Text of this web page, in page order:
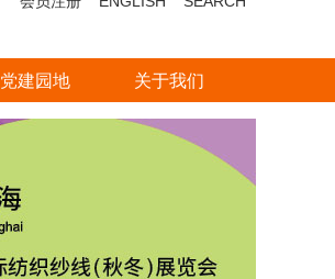
党建园地 关于我们